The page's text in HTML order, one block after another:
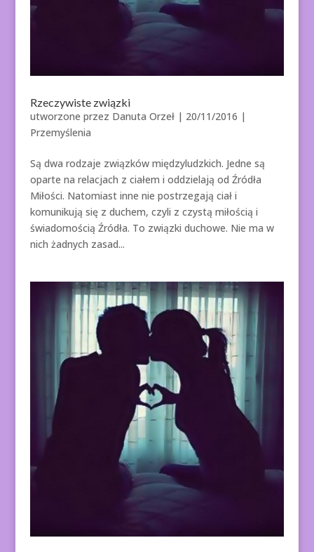
Rzeczywiste związki
utworzone przez Danuta Orzeł| 20/11/2016 |
Przemyślenia
Są dwa rodzaje związków międzyludzkich. Jedne są
oparte na relacjach z ciałem i oddzielają od Źródła
Miłości. Natomiast inne nie postrzegają ciał i
komunikują się z duchem, czyli z czystą miłością i
świadomością Źródła. To związki duchowe. Nie ma w
nich żadnych zasad...